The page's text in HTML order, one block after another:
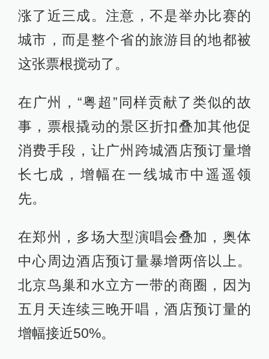
涨了近三成。注意，不是举办比赛的
城市，而是整个省的旅游目的地都被
这张票根搅动了。
在广州，“粤超”同样贡献了类似的故
事，票根撬动的景区折扣叠加其他促
消费手段，让广州跨城酒店预订量增
长七成，增幅在一线城市中遥遥领
先。
在郑州，多场大型演唱会叠加，奥体
中心周边酒店预订量暴增两倍以上。
北京鸟巢和水立方一带的商圈，因为
五月天连续三晚开唱，酒店预订量的
增幅接近50%。